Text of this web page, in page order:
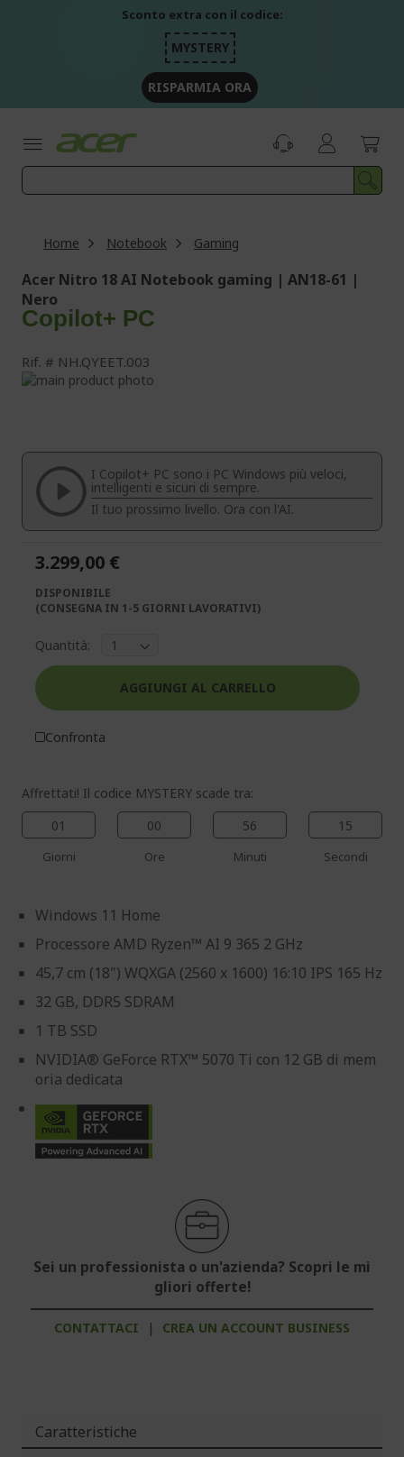
Sconto extra con il codice:
MYSTERY
RISPARMIA ORA
Home Notebook Gaming
Acer Nitro 18 AI Notebook gaming | AN18-61 |
Nero
Copilot+ PC
Rif. NH.QYEET.003
Vai
galleria
immagini
galleria
immagini
I Copilot+ PC sono i PC Windows più veloci,
intelligenti e sicuri di sempre.
Il tuo prossimo livello. Ora con l'AI.
Affrettati! Il codice MYSTERY scade tra:
01
Giorni
00
Ore
56
Minuti
14
Secondi
Windows 11 Home
Processore AMD Ryzen™ AI 9 365 2 GHz
45,7 cm (18") WQXGA (2560 x 1600) 16:10 IPS 165 Hz
32 GB, DDR5 SDRAM
1 TB SSD
NVIDIA® GeForce RTX™ 5070 Ti con 12 GB di mem
oria dedicata
Sei un professionista o un'azienda? Scopri le mi
gliori offerte!
CONTATTACI | CREA UN ACCOUNT BUSINESS
3.299,00 €
DISPONIBILE
(CONSEGNA IN 1-5 GIORNI LAVORATIVI)
Quantità:
AGGIUNGI AL CARRELLO
Confronta
Caratteristiche